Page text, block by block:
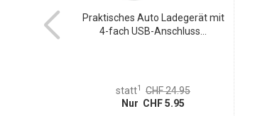
Praktisches Auto Ladegerät mit
4-fach USB-Anschluss...
statt1
CHF 24.95
Nur CHF 5.95